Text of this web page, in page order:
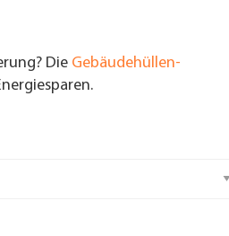
Die Gebäudehüllen-